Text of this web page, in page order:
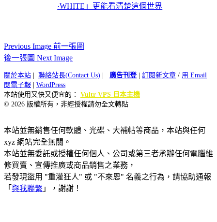
·WHITE」更能看清楚這個世界
Previous Image 前一張圖
後一張圖 Next Image
關於本站 聯絡站長(Contact Us) 廣告刊登| 訂閱新文章 / 用 Email
閱電子報
WordPress
本站使用又快又便宜的： Vultr VPS 日本主機
© 2026 版權所有，非經授權請勿全文轉貼
本站並無銷售任何軟體、光碟、大補帖等商品，本站與任何
xyz 網站完全無關。
本站並無委託或授權任何個人、公司或第三者承辦任何電腦維
修買賣、宣傳推廣或商品銷售之業務，
若發現盜用 "重灌狂人" 或 "不來恩" 名義之行為，請協助通報
「 與我聯繫 」，謝謝！